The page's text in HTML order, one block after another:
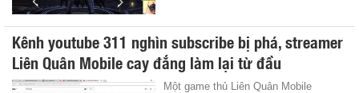
Kênh youtube 311 nghìn subscribe bị phá, streamer
Liên Quân Mobile cay đắng làm lại từ đầu
Một game thủ Liên Quân Mobile